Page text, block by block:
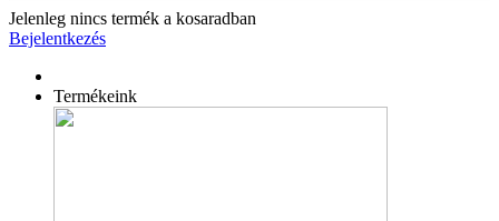
Jelenleg nincs termék a kosaradban
Bejelentkezés
Termékeink